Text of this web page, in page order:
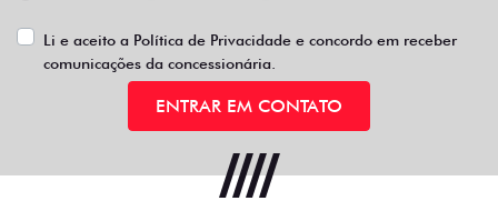
Li e aceito a Política de Privacidade e concordo em receber
comunicações da concessionária.
ENTRAR EM CONTATO